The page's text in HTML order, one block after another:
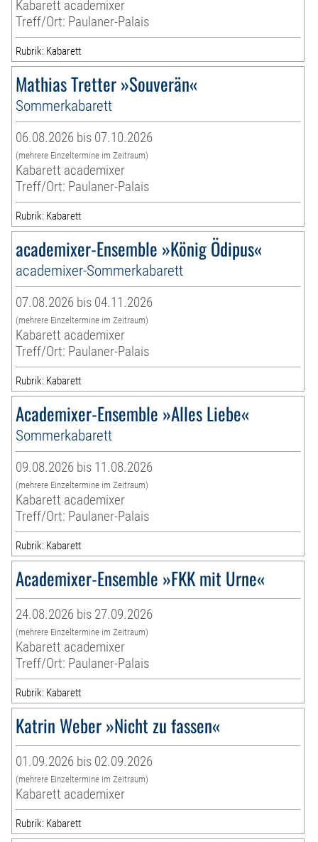
Kabarett academixer
Treff/Ort: Paulaner-Palais
Rubrik: Kabarett
Mathias Tretter »Souverän«
Sommerkabarett
06.08.2026 bis 07.10.2026
(mehrere Einzeltermine im Zeitraum)
Kabarett academixer
Treff/Ort: Paulaner-Palais
Rubrik: Kabarett
academixer-Ensemble »König Ödipus«
academixer-Sommerkabarett
07.08.2026 bis 04.11.2026
(mehrere Einzeltermine im Zeitraum)
Kabarett academixer
Treff/Ort: Paulaner-Palais
Rubrik: Kabarett
Academixer-Ensemble »Alles Liebe«
Sommerkabarett
09.08.2026 bis 11.08.2026
(mehrere Einzeltermine im Zeitraum)
Kabarett academixer
Treff/Ort: Paulaner-Palais
Rubrik: Kabarett
Academixer-Ensemble »FKK mit Urne«
24.08.2026 bis 27.09.2026
(mehrere Einzeltermine im Zeitraum)
Kabarett academixer
Treff/Ort: Paulaner-Palais
Rubrik: Kabarett
Katrin Weber »Nicht zu fassen«
01.09.2026 bis 02.09.2026
(mehrere Einzeltermine im Zeitraum)
Kabarett academixer
Rubrik: Kabarett